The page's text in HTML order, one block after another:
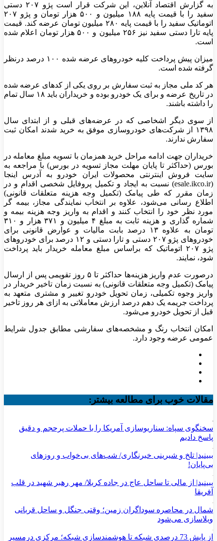
به گزارش اقتصاد آنلاین، این شرکت قرار است پژو ۲۰۷ دستی
سفید را با قیمت پایه ۱۸۸ میلیون و ۵۰۰ هزار تومان و پژو ۲۰۷
اتوماتیک سفید را با قیمت پایه ۲۸۰ میلیون تومان عرضه کند. قیمت
پایه تارا دستی سفید نیز ۲۵۶ میلیون و ۵۰۰ هزار تومان اعلام شده
است.
میزان پیش پرداخت کلیه خودرو‌های عرضه شده ۱۰۰ درصد درنظر
گرفته شده است.
هر کد ملی مجاز به ثبت سفارش بر روی یکی از کد‌های عرضه شده
در تاریخ عرضه و برای یک خودرو بوده و خریداران باید ۱۸ سال تمام
را داشته باشند.
از سوی دیگر اشخاصی که در عرضه‌های قبلی و از ابتدای سال
۱۳۹۸ از شرکت‌های خودروسازی موفق به خرید شدند امکان ثبت
سفارش ندارند.
خریداران جهت ادامه مراحل خرید همزمان با تسویه مبلغ معامله در
بورس (حداکثر تا پایان مهلت مجاز تسویه در بورس) با مراجعه به
سایت فروش اینترنتی محصولات ایران خودرو به آدرس اینجا
(esale.ikco.ir) نسبت به ایجاد و تکمیل پروفایل شخصی اقدام و در
زمان مقرر که طی پیامک (تکمیل وجه هزینه متعلقات قانونی)
اطلاع رسانی می‌شود، علاوه بر انتخاب نمایندگی مجاز، بیمه گر
مورد نظر خود را انتخاب کنند و اقدام به واریز وجه هزینه بیمه و
شماره گذاری و هزینه ثابت به مبلغ ۴ میلیون و ۳۷۱ هزار و ۳۱۰
تومان به علاوه ۱۳ درصد بابت مالیات و عوارض قانونی برای
خودرو‌های پژو ۲۰۷ دستی و تارا دستی و ۱۲ درصد برای خودرو‌های
پژو ۲۰۷ اتوماتیک که براساس مبلغ معامله خریدار باید پرداخت
شود، نمایند.
درصورت عدم واریز هزینه‌ها حداکثر تا ۵ روز تقویمی پس از ارسال
پیامک (تکمیل وجه متعلقات قانونی) به نسبت زمان تاخیر خریدار در
واریز وجوه تکمیلی، زمان تحویل خودرو تغییر و مشتری متعهد به
پرداخت جریمه یک دهم درصد ارزش معاملاتی به ازای هر روز تاخیر
قبل از تحویل خودرو می‌شود.
امکان انتخاب رنگ و مشخصه‌های سفارشی مطابق جدول شرایط
عمومی عرضه وجود دارد.
مقالات خوب برای مطالعه بیشتر:
سخنگوی سپاه: سناریوسازی آمریکا را با حملات پرحجم‌‌ و دقیق‌
پاسخ دادیم
ببینید| تلخ و شیرینی خبرنگاری/‌ شب‌های بی‌خواب و روزهای
بی‌پایان!
ببینید| از مالی تا ساحل عاج در جاده کربلا/ مهر رهبر شهید در قلب
آفریقا
شمال در محاصره سوداگران زمین؛ وقتی جنگل و ساحل قربانی
ویلاسازی می‌شود
از پایش 73 درصدی شبکه تا هوشمندسازی شبکه؛ مرکزی درمسیر